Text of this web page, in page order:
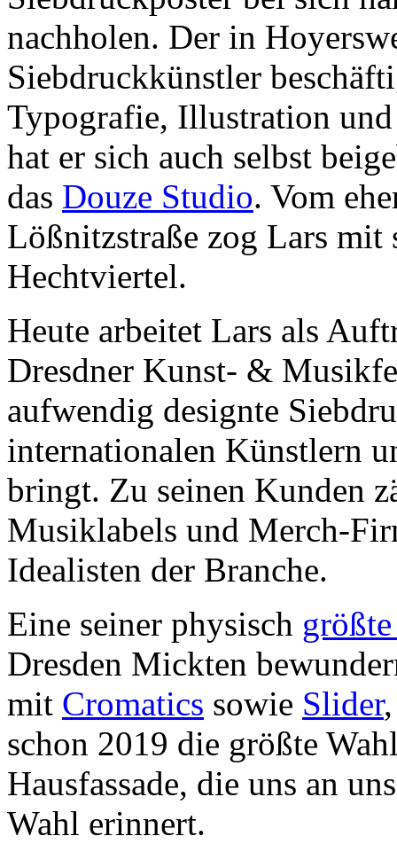
nachholen. Der in
Siebdruckkünstler
Typografie, Illustration
hat er sich auch selbst
das Douze Studio. Vom
Lößnitzstraße zog Lars mit
Hechtviertel.
Heute arbeitet Lars als
Dresdner Kunst- &
aufwendig designte
internationalen Künstlern
bringt. Zu seinen Kunden
Musiklabels und Merch-
Idealisten der Branche.
Eine seiner physisch
Dresden Mickten
mit Cromatics sowie Slider
schon 2019 die größte
Hausfassade, die uns an
Wahl erinnert.